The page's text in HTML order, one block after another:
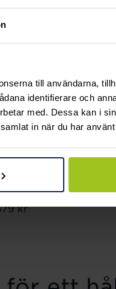
till användarna,
identifierare och
med. Dessa kan i
in när du har
hängsmycke
stjärntecknet
:679 kr
kr